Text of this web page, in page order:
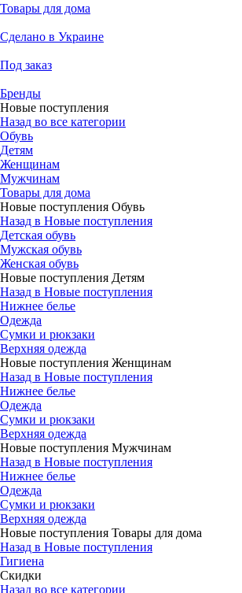
Товары для дома
Сделано в Украине
Под заказ
Бренды
Новые поступления
Назад во все категории
Обувь
Детям
Женщинам
Мужчинам
Товары для дома
Новые поступления Обувь
Назад в Новые поступления
Детская обувь
Мужская обувь
Женская обувь
Новые поступления Детям
Назад в Новые поступления
Нижнее белье
Одежда
Сумки и рюкзаки
Верхняя одежда
Новые поступления Женщинам
Назад в Новые поступления
Нижнее белье
Одежда
Сумки и рюкзаки
Верхняя одежда
Новые поступления Мужчинам
Назад в Новые поступления
Нижнее белье
Одежда
Сумки и рюкзаки
Верхняя одежда
Новые поступления Товары для дома
Назад в Новые поступления
Гигиена
Скидки
Назад во все категории